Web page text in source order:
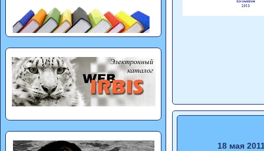
18 мая